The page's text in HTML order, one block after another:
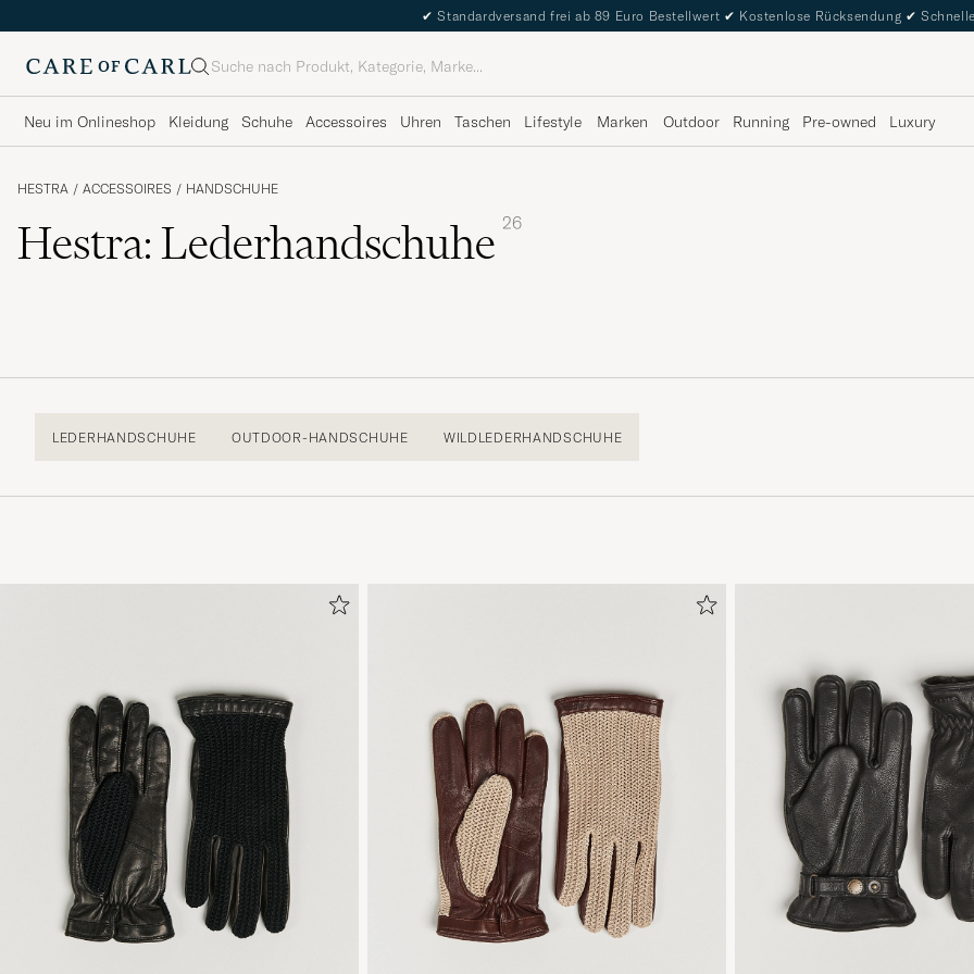
✔ Standardversand frei ab 89 Euro Bestellwert ✔ Kostenlose Rücksendung ✔
Suche
Neu im Onlineshop Kleidung Schuhe Accessoires Uhren Taschen Lifestyle Marken Outdoor Running Pre-owned Luxury
HESTRA / ACCESSOIRES / HANDSCHUHE
Hestra: Lederhandschuhe 26
LEDERHANDSCHUHE OUTDOOR-HANDSCHUHE WILDLEDERHANDSCHUHE